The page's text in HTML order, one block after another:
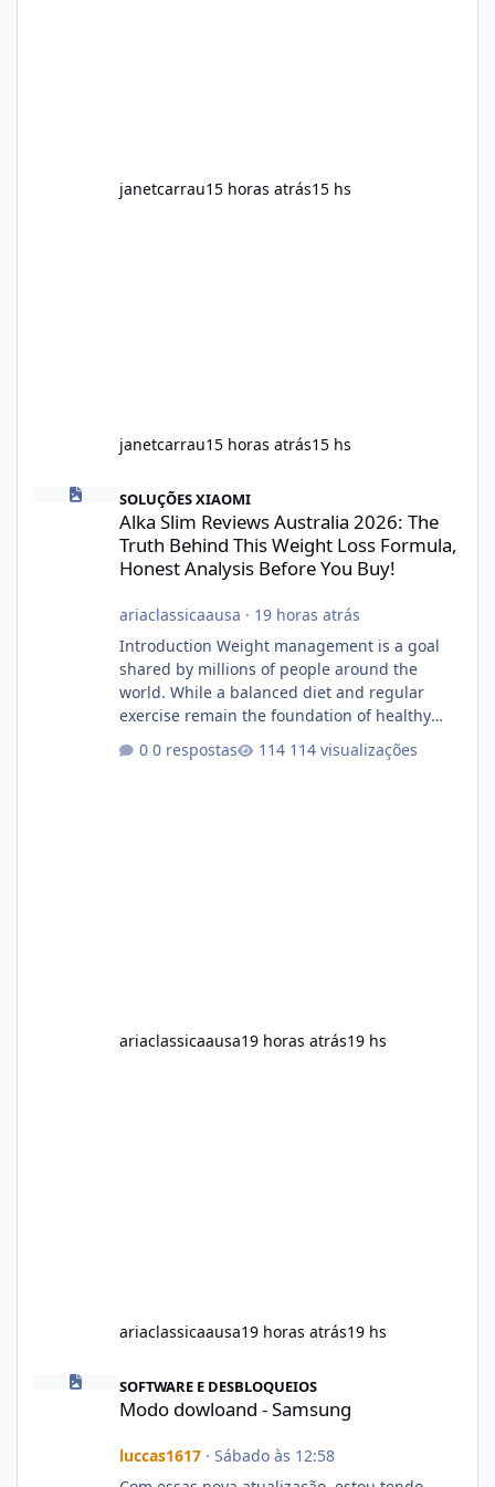
janetcarrau15 horas atrás15 hs
janetcarrau15 horas atrás15 hs
SOLUÇÕES XIAOMI
Alka Slim Reviews Australia 2026: The
Truth Behind This Weight Loss Formula,
Honest Analysis Before You Buy!
ariaclassicaausa · 19 horas atrás
Introduction Weight management is a goal
shared by millions of people around the
world. While a balanced diet and regular
exercise remain the foundation of healthy
dietary supplements for additional support.
0 respostas 114 visualizações
ariaclassicaausa19 horas atrás19 hs
ariaclassicaausa19 horas atrás19 hs
Modo dowloand - Samsung
SOFTWARE E DESBLOQUEIOS
Modo dowloand - Samsung
luccas1617· Sábado às 12:58